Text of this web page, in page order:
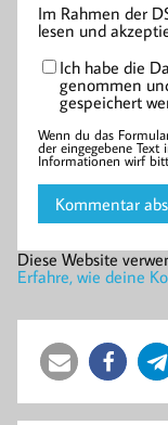
Im Rahmen der
lesen und
Ich habe die
genommen
gespeichert
Wenn du das
der eingegebene Text
Informationen wirf
Diese Website
Erfahre, wie deine